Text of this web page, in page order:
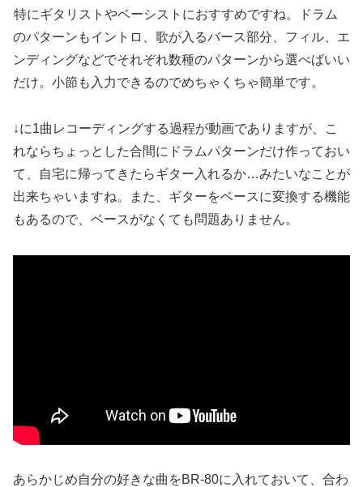
特にギタリストやベーシストにおすすめですね。ドラム
のパターンもイントロ、歌が入るバース部分、フィル、エ
ンディングなどでそれぞれ数種のパターンから選べばいい
だけ。小節も入力できるのでめちゃくちゃ簡単です。
↓に1曲レコーディングする過程が動画でありますが、こ
れならちょっとした合間にドラムパターンだけ作っておい
て、自宅に帰ってきたらギター入れるか…みたいなことが
出来ちゃいますね。また、ギターをベースに変換する機能
もあるので、ベースがなくても問題ありません。
あらかじめ自分の好きな曲をBR-80に入れておいて、合わ